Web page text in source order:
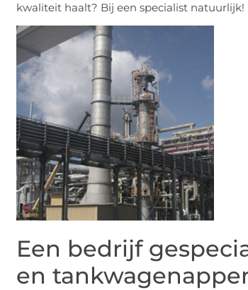
kwaliteit haalt? Bij een specialist natuurlijk!
Een bedrijf
en